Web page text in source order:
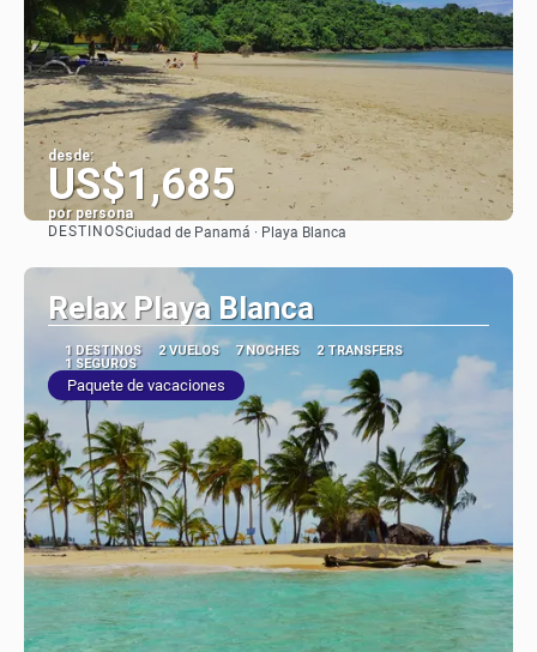
desde:
US$1,685
por persona
DESTINOSCiudad de Panamá · Playa Blanca
Relax Playa Blanca
1 DESTINOS 2 VUELOS 7 NOCHES
2 TRANSFERS
1 SEGUROS
Paquete de vacaciones